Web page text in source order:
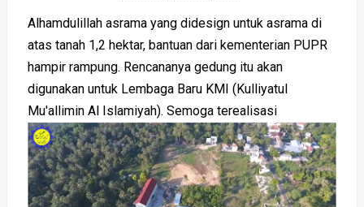
Alhamdulillah asrama yang didesign untuk asrama di
atas tanah 1,2 hektar, bantuan dari kementerian PUPR
hampir rampung. Rencananya gedung itu akan
digunakan untuk Lembaga Baru KMI (Kulliyatul
Mu'allimin Al Islamiyah). Semoga terealisasi